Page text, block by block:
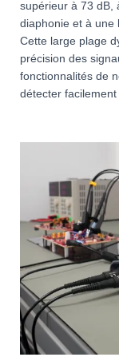
supérieur à 73 dB,
diaphonie et à une
Cette large plage
précision des
fonctionnalités de
détecter facilement